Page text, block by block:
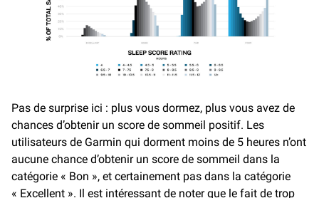
Pas de surprise ici : plus vous dormez, plus vous avez de
chances d’obtenir un score de sommeil positif. Les
utilisateurs de Garmin qui dorment moins de 5 heures n’ont
aucune chance d’obtenir un score de sommeil dans la
catégorie « Bon », et certainement pas dans la catégorie
« Excellent ». Il est intéressant de noter que le fait de trop